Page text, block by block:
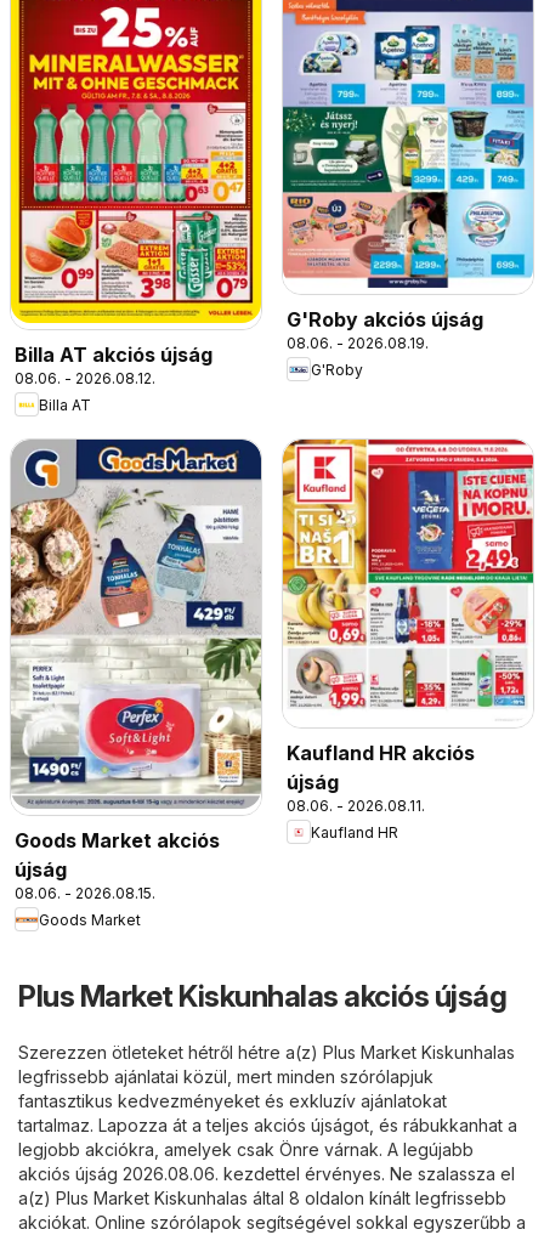
Billa AT akciós újság
08.06. - 2026.08.12.
Billa AT
G'Roby akciós újság
08.06. - 2026.08.19.
G'Roby
Goods Market akciós
újság
08.06. - 2026.08.15.
Goods Market
Kaufland HR akciós
újság
08.06. - 2026.08.11.
Kaufland HR
Plus Market Kiskunhalas akciós újság
Szerezzen ötleteket hétről hétre a(z) Plus Market Kiskunhalas
legfrissebb ajánlatai közül, mert minden szórólapjuk
fantasztikus kedvezményeket és exkluzív ajánlatokat
tartalmaz. Lapozza át a teljes akciós újságot, és rábukkanhat a
legjobb akciókra, amelyek csak Önre várnak. A legújabb
akciós újság 2026.08.06. kezdettel érvényes. Ne szalassza el
a(z) Plus Market Kiskunhalas által 8 oldalon kínált legfrissebb
akciókat. Online szórólapok segítségével sokkal egyszerűbb a